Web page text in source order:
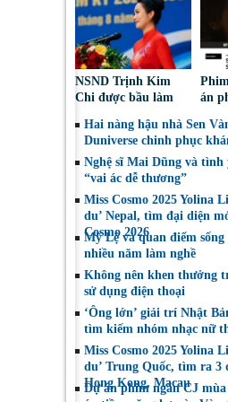
chọn”
NSND Trịnh Kim
Chi được bầu làm
Nghệ sĩ Sân khấu
Việt Nam
án
tại
Hai nàng hậu nhà Sen
Duniverse chinh phục
Nghệ sĩ Mai Dũng và tình
“vai ác dễ thương”
Miss Cosmo 2025 Yolina
du’ Nepal, tìm đại diện
Cosmo 2026
Mỹ Lệ và quan điểm sống
nhiều năm làm nghề
Không nên khen thưởng
sử dụng điện thoại
‘Ông lớn’ giải trí Nhật
tìm kiếm nhóm nhạc nữ
Miss Cosmo 2025 Yolina
du’ Trung Quốc, tìm ra 3
Hong Kong, Macau
Dự án phim ngắn CJ mùa